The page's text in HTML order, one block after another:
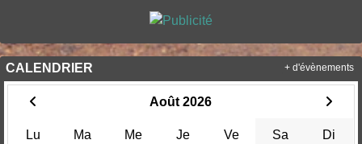
CALENDRIER
Août 2026
Lu Ma Me Je Ve Sa Di
+ d'évènements